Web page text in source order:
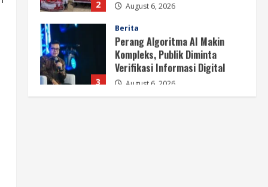
3
Berita
Perang Algoritma AI Makin
Kompleks, Publik Diminta
Verifikasi Informasi Digital
August 6, 2026